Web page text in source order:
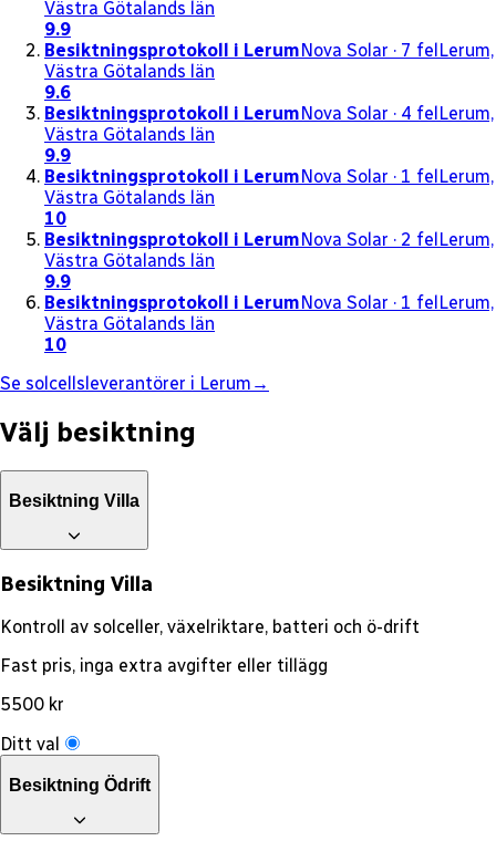
Västra Götalands län
9.9
Besiktningsprotokoll
i Lerum Nova Solar · 7 fel Lerum,
Västra Götalands län
9.6
Besiktningsprotokoll
i Lerum Nova Solar · 4 fel Lerum,
Västra Götalands län
9.9
Besiktningsprotokoll
i Lerum Nova Solar · 1 fel Lerum,
Västra Götalands län
10
Besiktningsprotokoll
i Lerum Nova Solar · 2 fel Lerum,
Västra Götalands län
9.9
Besiktningsprotokoll
i Lerum Nova Solar · 1 fel Lerum,
Västra Götalands län
10
Se solcellsleverantörer i Lerum →
Välj besiktning
Besiktning Villa
Besiktning Villa
Kontroll av solceller, växelriktare, batteri och ö-drift
Fast pris, inga extra avgifter eller tillägg
5500 kr
Ditt val
Besiktning Ödrift